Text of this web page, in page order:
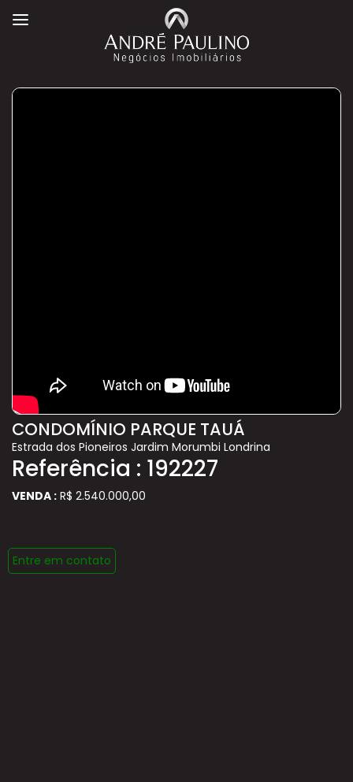
CONDOMÍNIO PARQUE TAUÁ
Estrada dos Pioneiros Jardim Morumbi Londrina
Referência : 192227
VENDA : R$ 2.540.000,00
Entre em contato